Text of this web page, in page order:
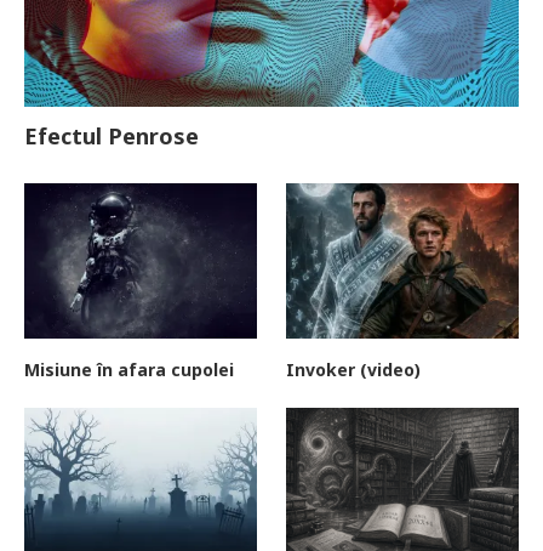
Efectul Penrose
Misiune în afara cupolei Invoker (video)